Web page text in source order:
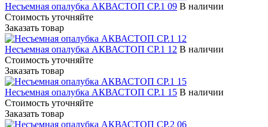
Несъемная опалубка АКВАСТОП СР.1 09 В наличии
Стоимость уточняйте
Заказать товар
Несъемная опалубка АКВАСТОП СР.1 12 В наличии
Стоимость уточняйте
Заказать товар
Несъемная опалубка АКВАСТОП СР.1 15 В наличии
Стоимость уточняйте
Заказать товар